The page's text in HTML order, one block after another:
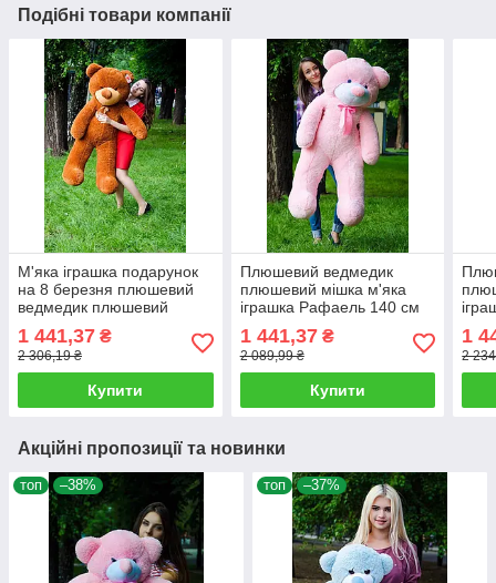
Подібні товари компанії
М'яка іграшка подарунок
на 8 березня плюшевий
ведмедик плюшевий
Коричневий
1 441,37 ₴
2 306,19 ₴
Купити
Плюшевий ведмедик
плюшевий мішка м'яка
іграшка Рафаель 140 см
1 441,37₴
2 089,99 ₴
Купити
1
2
Акційні пропозиції та новинки
топ –38% топ –37%